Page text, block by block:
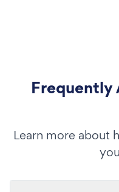
Frequently
Learn more about